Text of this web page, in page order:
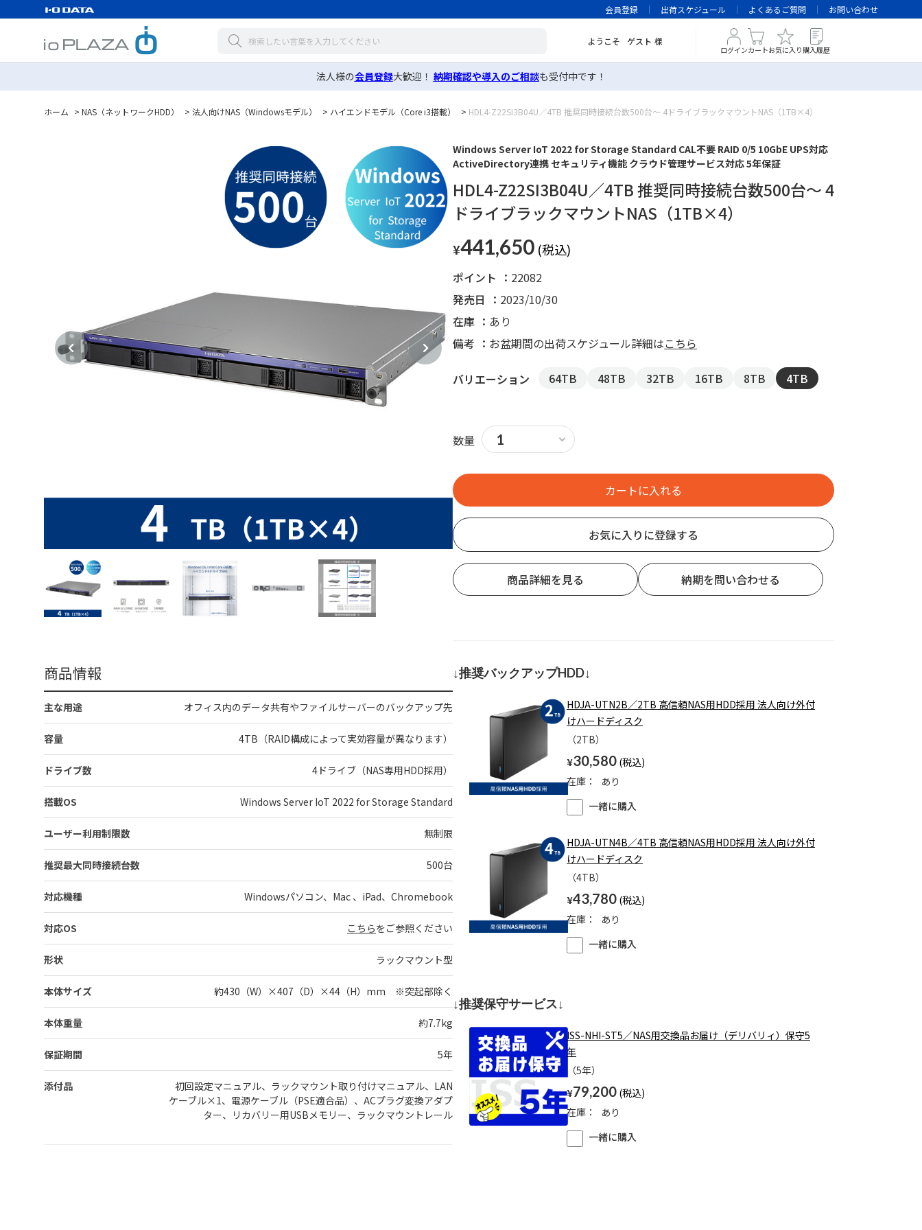
会員登録 出荷スケジュール よくあるご質問 お問い合わせ
ようこそ ゲスト 様
ログインカートお気に入り 購入履歴
法人様の会員登録大歓迎！ 納期確認や導入のご相談も受付中です！
ホーム > NAS（ネットワークHDD） > 法人向けNAS（Windowsモデル） > ハイエンドモデル（Core i3搭載） > HDL4-Z22SI3B04U／4TB 推奨同時接続台数500台～ 4ドライブラックマウントNAS（1TB×4）
商品情報
主な用途 オフィス内のデータ共有やファイルサーバーのバックアップ先
容量 4TB（RAID構成によって実効容量が異なります）
ドライブ数 4ドライブ（NAS専用HDD採用）
搭載OS Windows Server IoT 2022 for Storage Standard
ユーザー利用制限数 無制限
推奨最大同時接続台数 500台
対応機種 Windowsパソコン、Mac 、iPad、Chromebook
対応OS こちらをご参照ください
形状 ラックマウント型
本体サイズ 約430（W）×407（D）×44（H）mm ※突起部除く
本体重量 約7.7kg
保証期間 5年
添付品
初回設定マニュアル、ラックマウント取り付けマニュアル、LAN
ケーブル×1、電源ケーブル（PSE適合品）、ACプラグ変換アダプ
ター、リカバリー用USBメモリー、ラックマウントレール
Windows Server IoT 2022 for Storage Standard CAL不要 RAID 0/5 10GbE UPS対応
ActiveDirectory連携 セキュリティ機能 クラウド管理サービス対応 5年保証
HDL4-Z22SI3B04U／4TB 推奨同時接続台数500台～ 4
ドライブラックマウントNAS（1TB×4）
¥441,650
発売日 2023/10/30
ポイント 22082
在庫
あり
備考
お盆期間の出荷スケジュール詳細はこちら
64TB 48TB 32TB 16TB 8TB 4TB
数量
↓推奨バックアップHDD↓
HDJA-UTN2B／2TB 高信頼NAS用HDD採用 法人向け外付
けハードディスク
（2TB）
¥30,580
在庫：
あり
一緒に購入
HDJA-UTN4B／4TB 高信頼NAS用HDD採用 法人向け外付
けハードディスク
（4TB）
¥43,780
在庫：
あり
一緒に購入
↓推奨保守サービス↓
ISS-NHI-ST5／NAS用交換品お届け（デリバリィ）保守5
年
（5年）
¥79,200
在庫：
あり
一緒に購入
お気に入りに登録する
商品詳細を見る 納期を問い合わせる